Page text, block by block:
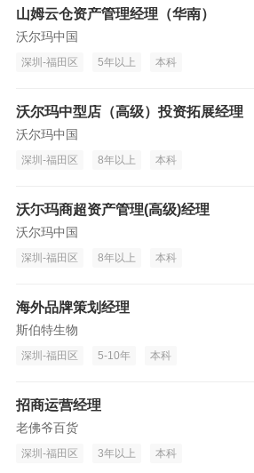
山姆云仓资产管理经理（华南）
沃尔玛中国
深圳-福田区 5年以上 本科
沃尔玛中型店（高级）投资拓展经理
沃尔玛中国
深圳-福田区 8年以上 本科
沃尓玛商超资产管理(高级)经理
沃尔玛中国
深圳-福田区 8年以上 本科
海外品牌策划经理
斯伯特生物
深圳-福田区 5-10年 本科
招商运营经理
老佛爷百货
深圳-福田区 3年以上 本科